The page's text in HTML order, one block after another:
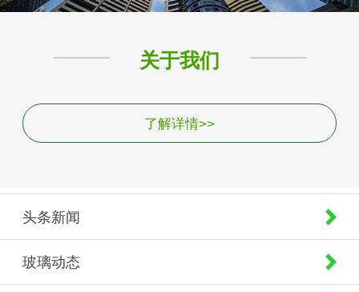
关于我们
了解详情>>
头条新闻
玻璃动态